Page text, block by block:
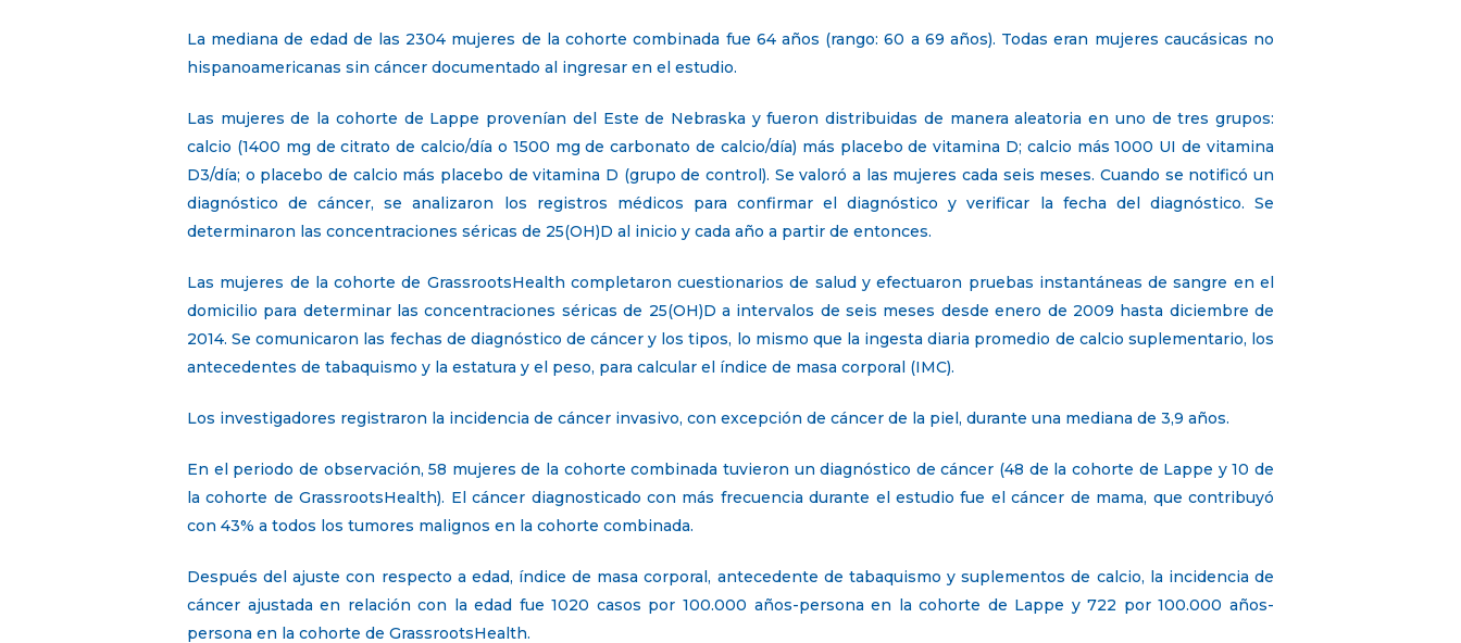
La mediana de edad de las 2304 mujeres de la cohorte combinada fue 64 años (rango: 60 a 69 años). Todas eran mujeres caucásicas no
hispanoamericanas sin cáncer documentado al ingresar en el estudio.
Las mujeres de la cohorte de Lappe provenían del Este de Nebraska y fueron distribuidas de manera aleatoria en uno de tres grupos:
calcio (1400 mg de citrato de calcio/día o 1500 mg de carbonato de calcio/día) más placebo de vitamina D; calcio más 1000 UI de vitamina
D3/día; o placebo de calcio más placebo de vitamina D (grupo de control). Se valoró a las mujeres cada seis meses. Cuando se notificó un
diagnóstico de cáncer, se analizaron los registros médicos para confirmar el diagnóstico y verificar la fecha del diagnóstico. Se
determinaron las concentraciones séricas de 25(OH)D al inicio y cada año a partir de entonces.
Las mujeres de la cohorte de GrassrootsHealth completaron cuestionarios de salud y efectuaron pruebas instantáneas de sangre en el
domicilio para determinar las concentraciones séricas de 25(OH)D a intervalos de seis meses desde enero de 2009 hasta diciembre de
2014. Se comunicaron las fechas de diagnóstico de cáncer y los tipos, lo mismo que la ingesta diaria promedio de calcio suplementario, los
antecedentes de tabaquismo y la estatura y el peso, para calcular el índice de masa corporal (IMC).
Los investigadores registraron la incidencia de cáncer invasivo, con excepción de cáncer de la piel, durante una mediana de 3,9 años.
En el periodo de observación, 58 mujeres de la cohorte combinada tuvieron un diagnóstico de cáncer (48 de la cohorte de Lappe y 10 de
la cohorte de GrassrootsHealth). El cáncer diagnosticado con más frecuencia durante el estudio fue el cáncer de mama, que contribuyó
con 43% a todos los tumores malignos en la cohorte combinada.
Después del ajuste con respecto a edad, índice de masa corporal, antecedente de tabaquismo y suplementos de calcio, la incidencia de
cáncer ajustada en relación con la edad fue 1020 casos por 100.000 años-persona en la cohorte de Lappe y 722 por 100.000 años-
persona en la cohorte de GrassrootsHealth.